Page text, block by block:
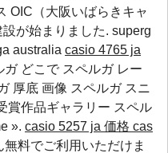
OIC（大阪いばらきキャ
が始まりました. superg
australia casio 4765 ja
ガ どこで スペルガ レー
厚底 画像 スペルガ スニ
賞作品ギャラリー スペル
». casio 5257 ja 価格 cas
無料でご利用いただけま